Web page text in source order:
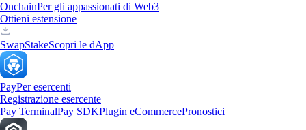
OnchainPer gli appassionati di Web3
Ottieni estensione
SwapStakeScopri le dApp
PayPer esercenti
Registrazione esercente
Pay TerminalPay SDKPlugin eCommercePronostici